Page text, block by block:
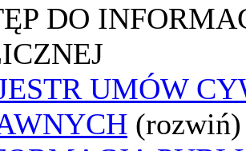
DO
UMÓW
(rozwiń)